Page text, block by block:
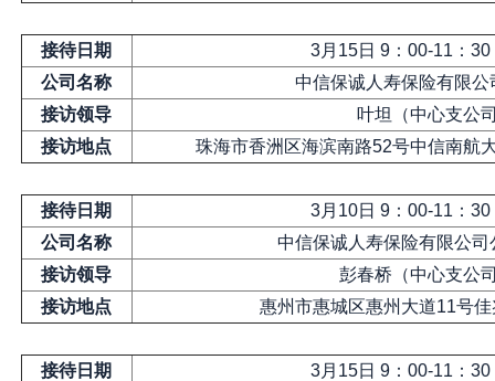
接待日期
3月15日 9：00-11：
公司名称
中信保诚人寿保险有限
接访领导
叶坦（中心支公
接访地点
珠海市香洲区海滨南路52号中信南航
接待日期
3月10日 9：00-11：
公司名称
中信保诚人寿保险有限公
接访领导
彭春桥（中心支公
接访地点
惠州市惠城区惠州大道11号
接待日期
3月15日 9：00-11：